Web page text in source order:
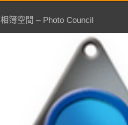
相簿空間 – Photo Council